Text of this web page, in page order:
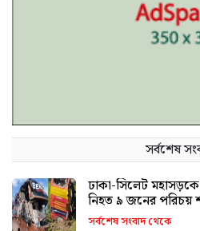
সর্বশেষ
ঢাকা-সিলেট
নিহত ৯ জনের পরিচয়
সর্বশেষ সংবাদ থেকে